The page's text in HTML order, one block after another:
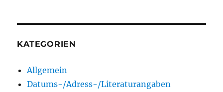
KATEGORIEN
Allgemein
Datums-/Adress-/Literaturangaben